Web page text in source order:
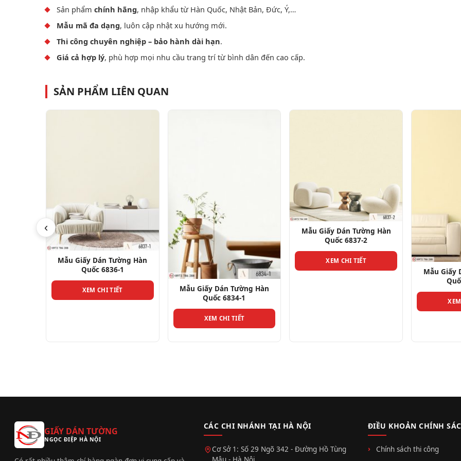
Sản phẩm chính hãng, nhập khẩu từ Hàn Quốc, Nhật Bản, Đức, Ý,…
Mẫu mã đa dạng, luôn cập nhật xu hướng mới.
Thi công chuyên nghiệp – bảo hành dài hạn.
Giá cả hợp lý, phù hợp mọi nhu cầu trang trí từ bình dân đến cao cấp.
SẢN PHẨM LIÊN QUAN
‹
Mẫu Giấy Dán Tường Hàn
Quốc 6834-1
Mẫu Giấy Dán Tường Hàn
Quốc 6837-2
XEM CHI TIẾT
Mẫu Giấy Dán Tường Hàn
GIẤY DÁN TƯỜNG
NGỌC ĐIỆP HÀ NỘI
CÁC CHI NHÁNH TẠI HÀ NỘI
Cơ Sở 1: Số 29 Ngõ 342 - Đường Hồ Tùng
ĐIỀU KHOẢN CHÍNH
Chính sách thi công